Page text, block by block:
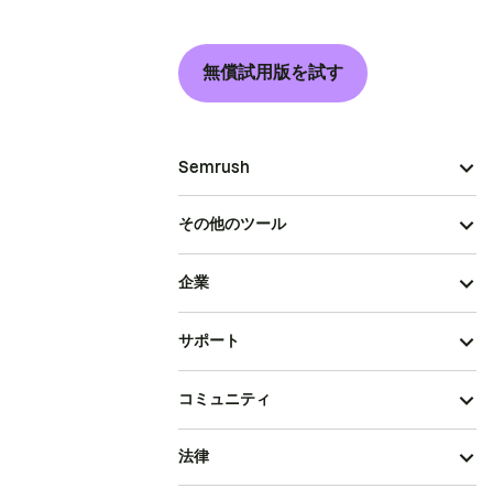
無償試用版を試す
Semrush
その他のツール
企業
サポート
コミュニティ
法律